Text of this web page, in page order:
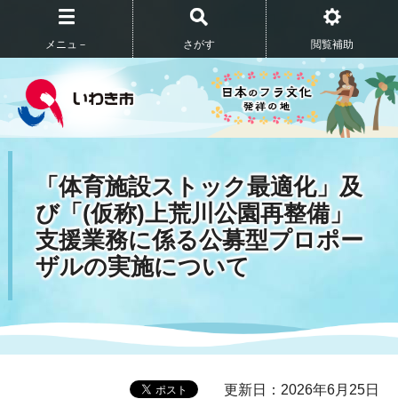
メニュ－ さがす 閲覧補助
「体育施設ストック最適化」及
び「(仮称)上荒川公園再整備」
支援業務に係る公募型プロポー
ザルの実施について
更新日：2026年6月25日